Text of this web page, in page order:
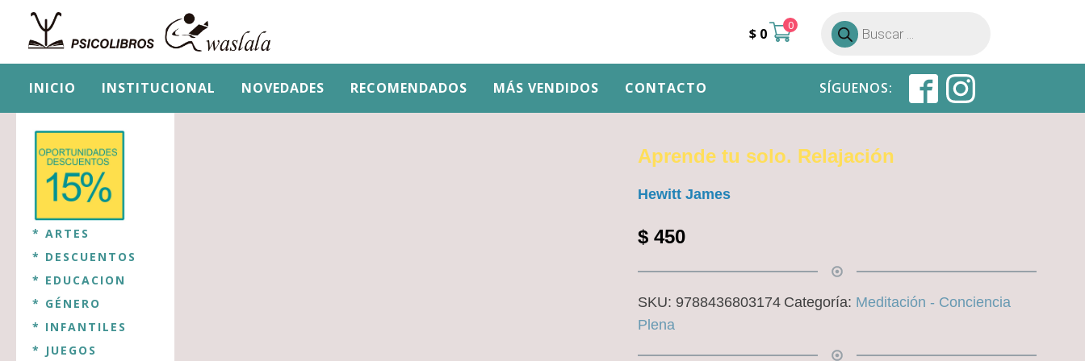
$ 0 0
Búsqueda
de
productos
INICIO INSTITUCIONAL NOVEDADES RECOMENDADOS MÁS VENDIDOS CONTACTO SÍGUENOS:
* ARTES
* DESCUENTOS
* EDUCACION
* GÉNERO
* INFANTILES
* JUEGOS
Aprende tu solo. Relajación
Hewitt James
$450
SKU: 9788436803174 Categoría: Meditación - Conciencia
Plena